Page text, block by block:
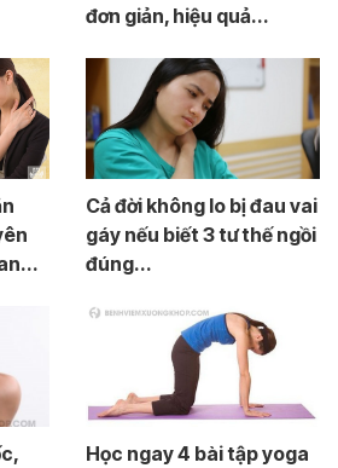
đơn giản, hiệu quả...
Cả đời không lo bị đau vai
gáy nếu biết 3 tư thế ngồi
đúng...
Học ngay 4 bài tập yoga